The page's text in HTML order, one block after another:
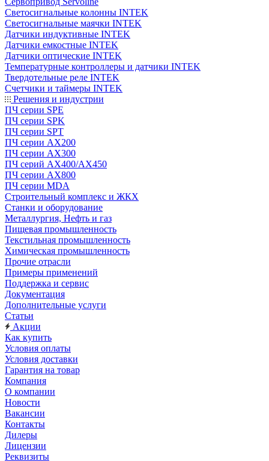
Светосигнальные колонны INTEK
Светосигнальные маячки INTEK
Датчики индуктивные INTEK
Датчики емкостные INTEK
Датчики оптические INTEK
Температурные контроллеры и датчики INTEK
Твердотельные реле INTEK
Счетчики и таймеры INTEK
Решения и индустрии
ПЧ серии SPE
ПЧ серии SPK
ПЧ серии SPT
ПЧ серии AX200
ПЧ серии AX300
ПЧ серий AX400/AX450
ПЧ серии AX800
ПЧ серии MDA
Строительный комплекс и ЖКХ
Станки и оборудование
Металлургия, Нефть и газ
Пищевая промышленность
Текстильная промышленность
Химическая промышленность
Прочие отрасли
Примеры применений
Поддержка и сервис
Документация
Дополнительные услуги
Статьи
Акции
Как купить
Условия оплаты
Условия доставки
Гарантия на товар
Компания
О компании
Новости
Вакансии
Контакты
Дилеры
Лицензии
Реквизиты